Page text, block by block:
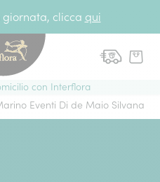
giornata, clicca qui
con Interflora
Eventi Di de Maio Silvana